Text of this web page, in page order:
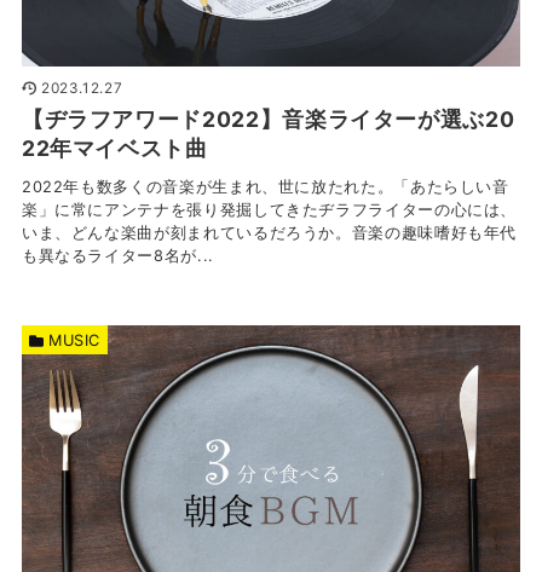
2023.12.27
【ヂラフアワード2022】音楽ライターが選ぶ20
22年マイベスト曲
2022年も数多くの音楽が生まれ、世に放たれた。「あたらしい音
楽」に常にアンテナを張り発掘してきたヂラフライターの心には、
いま、どんな楽曲が刻まれているだろうか。音楽の趣味嗜好も年代
も異なるライター8名が...
MUSIC